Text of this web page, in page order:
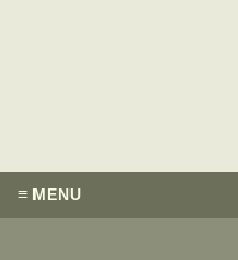
≡ MENU